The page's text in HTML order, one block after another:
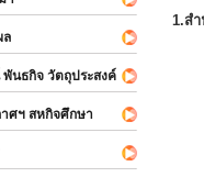
ล
ธกิจ วัตถุประสงค์
ศฯ สหกิจศึกษา
1.ส